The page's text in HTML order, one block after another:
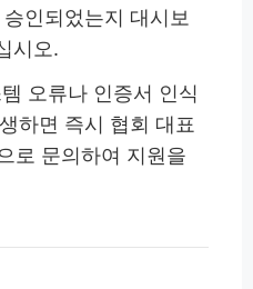
인되었는지 대시보
시오.
오류나 인증서 인식
하면 즉시 협회 대표
로 문의하여 지원을